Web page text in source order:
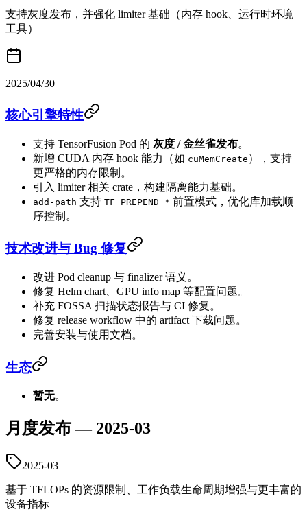
支持灰度发布，并强化 limiter 基础（内存 hook、运行时环境
工具）
2025/04/30
核心引擎特性
支持 TensorFusion Pod 的 灰度 / 金丝雀发布。
新增 CUDA 内存 hook 能力（如 cuMemCreate ），支持
更严格的内存限制。
引入 limiter 相关 crate，构建隔离能力基础。
add-path 支持 TF_PREPEND_* 前置模式，优化库加载顺
序控制。
技术改进与 Bug 修复
改进 Pod cleanup 与 finalizer 语义。
修复 Helm chart、GPU info map 等配置问题。
补充 FOSSA 扫描状态报告与 CI 修复。
修复 release workflow 中的 artifact 下载问题。
完善安装与使用文档。
生态
暂无。
月度发布 — 2025-03
2025-03
基于 TFLOPs 的资源限制、工作负载生命周期增强与更丰富的
设备指标